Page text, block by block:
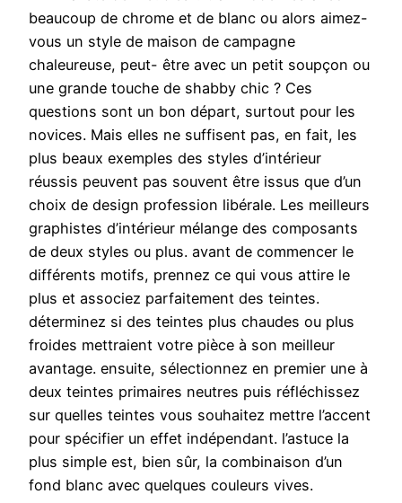
beaucoup de chrome et de blanc ou alors aimez-
vous un style de maison de campagne
chaleureuse, peut- être avec un petit soupçon ou
une grande touche de shabby chic ? Ces
questions sont un bon départ, surtout pour les
novices. Mais elles ne suffisent pas, en fait, les
plus beaux exemples des styles d’intérieur
réussis peuvent pas souvent être issus que d’un
choix de design profession libérale. Les meilleurs
graphistes d’intérieur mélange des composants
de deux styles ou plus. avant de commencer le
différents motifs, prennez ce qui vous attire le
plus et associez parfaitement des teintes.
déterminez si des teintes plus chaudes ou plus
froides mettraient votre pièce à son meilleur
avantage. ensuite, sélectionnez en premier une à
deux teintes primaires neutres puis réfléchissez
sur quelles teintes vous souhaitez mettre l’accent
pour spécifier un effet indépendant. l’astuce la
plus simple est, bien sûr, la combinaison d’un
fond blanc avec quelques couleurs vives.